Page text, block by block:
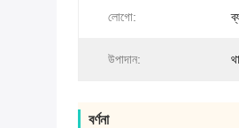
লোগো:
উপাদান:
বর্ণনা